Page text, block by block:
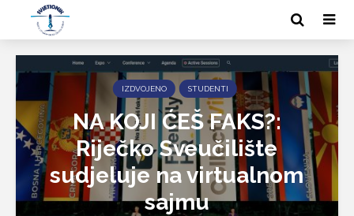
IZDVOJENO STUDENTI
NA KOJI ĆEŠ FAKS?:
Riječko Sveučilište
sudjeluje na virtualnom
sajmu